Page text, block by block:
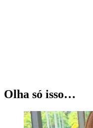
Olha só isso…